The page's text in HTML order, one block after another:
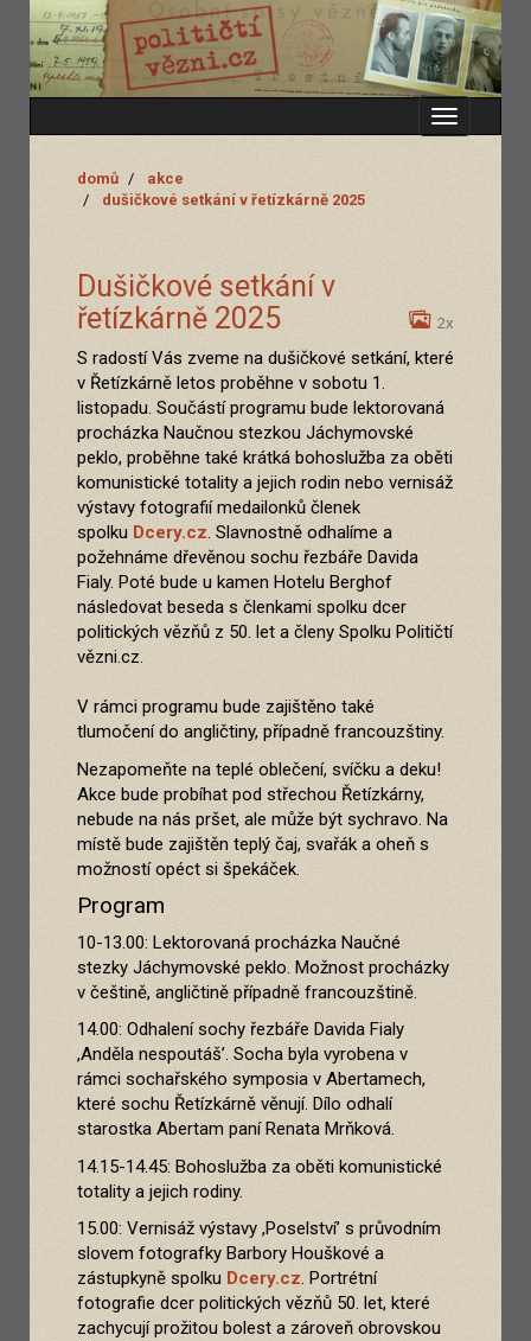
Zobrazit
domů
akce
dušičkové setkání v řetízkárně 2025
Dušičkové setkání v
řetízkárně 2025
2x
S radostí Vás zveme na dušičkové setkání, které
v Řetízkárně letos proběhne v sobotu 1.
listopadu. Součástí programu bude lektorovaná
procházka Naučnou stezkou Jáchymovské
peklo, proběhne také krátká bohoslužba za oběti
komunistické totality a jejich rodin nebo vernisáž
výstavy fotografií medailonků členek
spolku Dcery.cz. Slavnostně odhalíme a
požehnáme dřevěnou sochu řezbáře Davida
Fialy. Poté bude u kamen Hotelu Berghof
následovat beseda s členkami spolku dcer
politických vězňů z 50. let a členy Spolku Političtí
vězni.cz.
V rámci programu bude zajištěno také
tlumočení do angličtiny, případně francouzštiny.
Nezapomeňte na teplé oblečení, svíčku a deku!
Akce bude probíhat pod střechou Řetízkárny,
nebude na nás pršet, ale může být sychravo. Na
místě bude zajištěn teplý čaj, svařák a oheň s
možností opéct si špekáček.
Program
10-13.00: Lektorovaná procházka Naučné
stezky Jáchymovské peklo. Možnost procházky
v češtině, angličtině případně francouzštině.
14.00: Odhalení sochy řezbáře Davida Fialy
,Anděla nespoutáš’. Socha byla vyrobena v
rámci sochařského symposia v Abertamech,
které sochu Řetízkárně věnují. Dílo odhalí
starostka Abertam paní Renata Mrňková.
14.15-14.45: Bohoslužba za oběti komunistické
totality a jejich rodiny.
15.00: Vernisáž výstavy ,Poselství’ s průvodním
slovem fotografky Barbory Houškové a
zástupkyně spolku Dcery.cz. Portrétní
fotografie dcer politických vězňů 50. let, které
zachycují prožitou bolest a zároveň obrovskou